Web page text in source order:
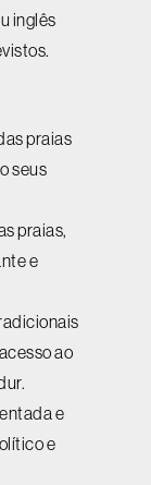
inglês
praias
seus
praias,
e
ao
e
e